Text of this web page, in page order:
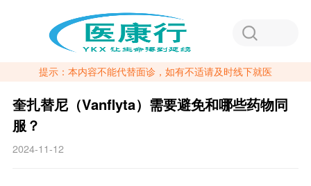
提示：本内容不能代替面诊，如有不适请及时线下就医
奎扎替尼（Vanflyta）需要避免和哪些药物同
服？
2024-11-12